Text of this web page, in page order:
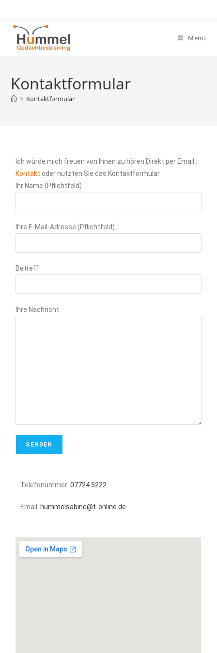
Menü
Kontaktformular
> Kontaktformular
Ich würde mich freuen von Ihnen zu hören Direkt per Email :
Kontakt oder nutzten Sie das Kontaktformular
Ihr Name (Pflichtfeld)
Ihre E-Mail-Adresse (Pflichtfeld)
Betreff
Ihre Nachricht
Telefonummer:07724 5222
Email: hummelsabine@t-online.de